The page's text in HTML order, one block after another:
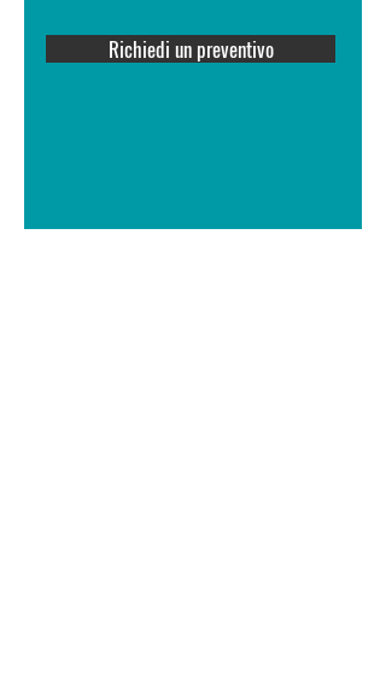
Richiedi un preventivo